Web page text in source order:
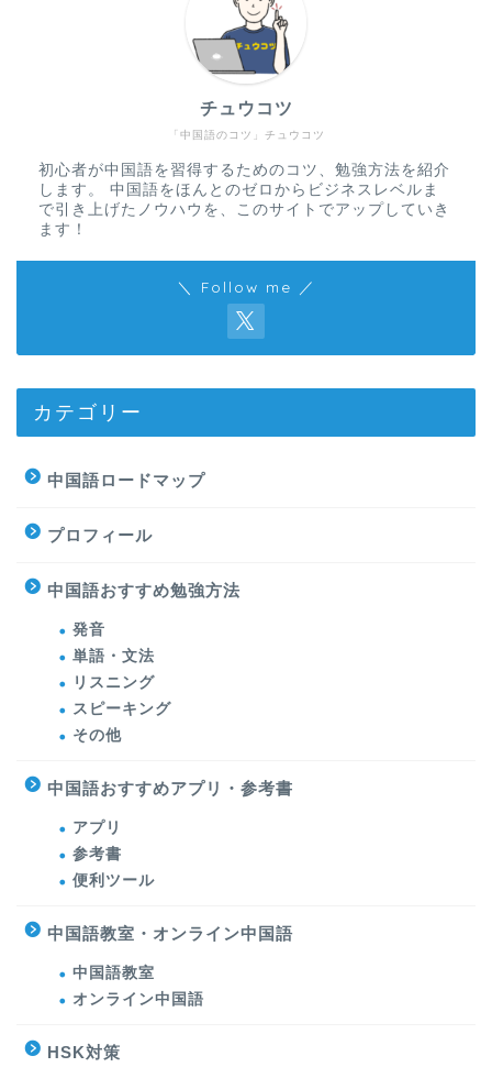
「中国語のコツ」チュウコツ
チュウコツ
初心者が中国語を習得するためのコツ、勉強方法を紹介
します。 中国語をほんとのゼロからビジネスレベルま
で引き上げたノウハウを、このサイトでアップしていき
ます！
＼ Follow me ／
カテゴリー
中国語ロードマップ
プロフィール
中国語おすすめ勉強方法
発音
単語・文法
リスニング
スピーキング
その他
中国語おすすめアプリ・参考書
アプリ
参考書
便利ツール
中国語教室・オンライン中国語
中国語教室
オンライン中国語
HSK対策